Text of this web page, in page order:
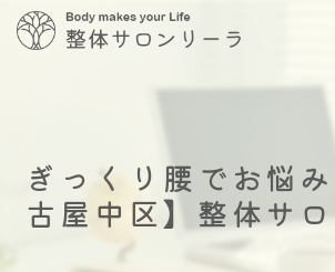
ぎっくり腰でお悩
古屋中区】整体サ